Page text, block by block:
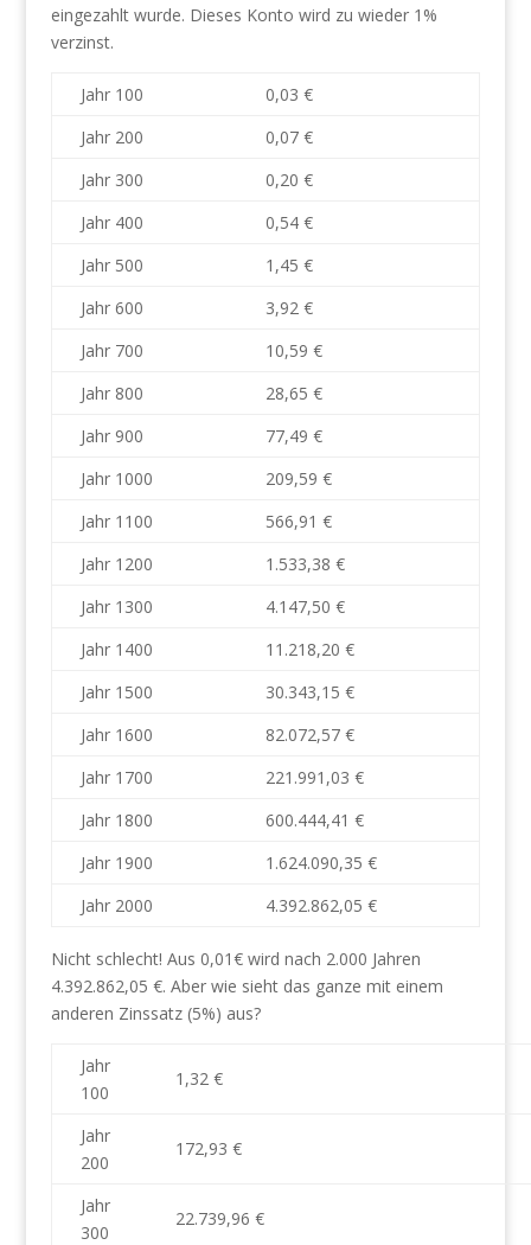
eingezahlt wurde. Dieses Konto wird zu wieder 1%
verzinst.
Jahr 100
0,03 €
Jahr 200
0,07 €
Jahr 300
0,20 €
Jahr 400
0,54 €
Jahr 500
1,45 €
Jahr 600
3,92 €
Jahr 700
10,59 €
Jahr 800
28,65 €
Jahr 900
77,49 €
Jahr 1000
209,59 €
Jahr 1100
566,91 €
Jahr 1200
1.533,38 €
Jahr 1300
4.147,50 €
Jahr 1400
11.218,20 €
Jahr 1500
30.343,15 €
Jahr 1600
82.072,57 €
Jahr 1700
221.991,03 €
Jahr 1800
600.444,41 €
Jahr 1900
1.624.090,35 €
Jahr 2000
4.392.862,05 €
Nicht schlecht! Aus 0,01€ wird nach 2.000 Jahren
4.392.862,05 €. Aber wie sieht das ganze mit einem
anderen Zinssatz (5%) aus?
Jahr
100
1,32 €
Jahr
200
172,93 €
Jahr
300
22.739,96 €